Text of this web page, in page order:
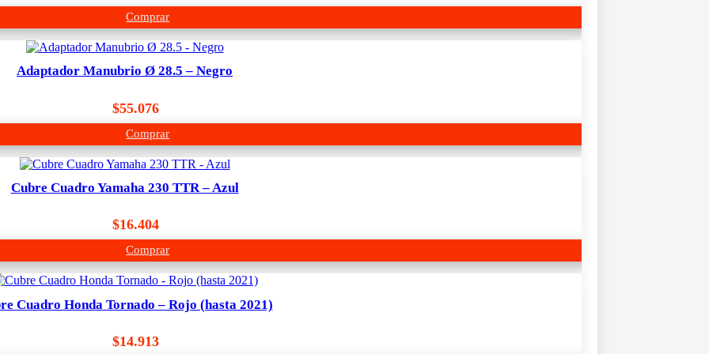
Comprar
Adaptador Manubrio Ø 28.5 – Negro
$55.076
Comprar
Cubre Cuadro Yamaha 230 TTR – Azul
$16.404
Comprar
Cuadro Honda Tornado – Rojo (hasta 2021)
$14.913